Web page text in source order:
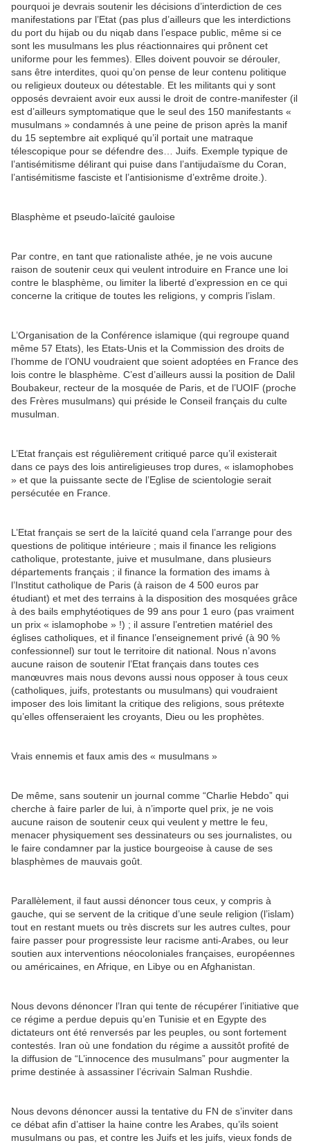
pourquoi je devrais soutenir les décisions d’interdiction de ces
manifestations par l’Etat (pas plus d’ailleurs que les interdictions
du port du hijab ou du niqab dans l’espace public, même si ce
sont les musulmans les plus réactionnaires qui prônent cet
uniforme pour les femmes). Elles doivent pouvoir se dérouler,
sans être interdites, quoi qu’on pense de leur contenu politique
ou religieux douteux ou détestable. Et les militants qui y sont
opposés devraient avoir eux aussi le droit de contre-manifester (il
est d’ailleurs symptomatique que le seul des 150 manifestants «
musulmans » condamnés à une peine de prison après la manif
du 15 septembre ait expliqué qu’il portait une matraque
télescopique pour se défendre des… Juifs. Exemple typique de
l’antisémitisme délirant qui puise dans l’antijudaïsme du Coran,
l’antisémitisme fasciste et l’antisionisme d’extrême droite.).
Blasphème et pseudo-laïcité gauloise
Par contre, en tant que rationaliste athée, je ne vois aucune
raison de soutenir ceux qui veulent introduire en France une loi
contre le blasphème, ou limiter la liberté d’expression en ce qui
concerne la critique de toutes les religions, y compris l’islam.
L’Organisation de la Conférence islamique (qui regroupe quand
même 57 Etats), les Etats-Unis et la Commission des droits de
l’homme de l’ONU voudraient que soient adoptées en France des
lois contre le blasphème. C’est d’ailleurs aussi la position de Dalil
Boubakeur, recteur de la mosquée de Paris, et de l’UOIF (proche
des Frères musulmans) qui préside le Conseil français du culte
musulman.
L’Etat français est régulièrement critiqué parce qu’il existerait
dans ce pays des lois antireligieuses trop dures, « islamophobes
» et que la puissante secte de l’Eglise de scientologie serait
persécutée en France.
L’Etat français se sert de la laïcité quand cela l’arrange pour des
questions de politique intérieure ; mais il finance les religions
catholique, protestante, juive et musulmane, dans plusieurs
départements français ; il finance la formation des imams à
l’Institut catholique de Paris (à raison de 4 500 euros par
étudiant) et met des terrains à la disposition des mosquées grâce
à des bails emphytéotiques de 99 ans pour 1 euro (pas vraiment
un prix « islamophobe » !) ; il assure l’entretien matériel des
églises catholiques, et il finance l’enseignement privé (à 90 %
confessionnel) sur tout le territoire dit national. Nous n’avons
aucune raison de soutenir l’Etat français dans toutes ces
manœuvres mais nous devons aussi nous opposer à tous ceux
(catholiques, juifs, protestants ou musulmans) qui voudraient
imposer des lois limitant la critique des religions, sous prétexte
qu’elles offenseraient les croyants, Dieu ou les prophètes.
Vrais ennemis et faux amis des « musulmans »
De même, sans soutenir un journal comme “Charlie Hebdo” qui
cherche à faire parler de lui, à n’importe quel prix, je ne vois
aucune raison de soutenir ceux qui veulent y mettre le feu,
menacer physiquement ses dessinateurs ou ses journalistes, ou
le faire condamner par la justice bourgeoise à cause de ses
blasphèmes de mauvais goût.
Parallèlement, il faut aussi dénoncer tous ceux, y compris à
gauche, qui se servent de la critique d’une seule religion (l’islam)
tout en restant muets ou très discrets sur les autres cultes, pour
faire passer pour progressiste leur racisme anti-Arabes, ou leur
soutien aux interventions néocoloniales françaises, européennes
ou américaines, en Afrique, en Libye ou en Afghanistan.
Nous devons dénoncer l’Iran qui tente de récupérer l’initiative que
ce régime a perdue depuis qu’en Tunisie et en Egypte des
dictateurs ont été renversés par les peuples, ou sont fortement
contestés. Iran où une fondation du régime a aussitôt profité de
la diffusion de “L’innocence des musulmans” pour augmenter la
prime destinée à assassiner l’écrivain Salman Rushdie.
Nous devons dénoncer aussi la tentative du FN de s’inviter dans
ce débat afin d’attiser la haine contre les Arabes, qu’ils soient
musulmans ou pas, et contre les Juifs et les juifs, vieux fonds de